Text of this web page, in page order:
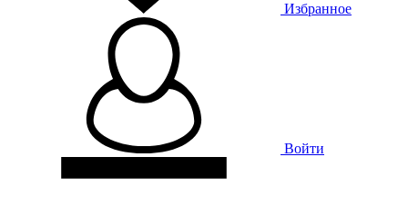
Избранное
Войти